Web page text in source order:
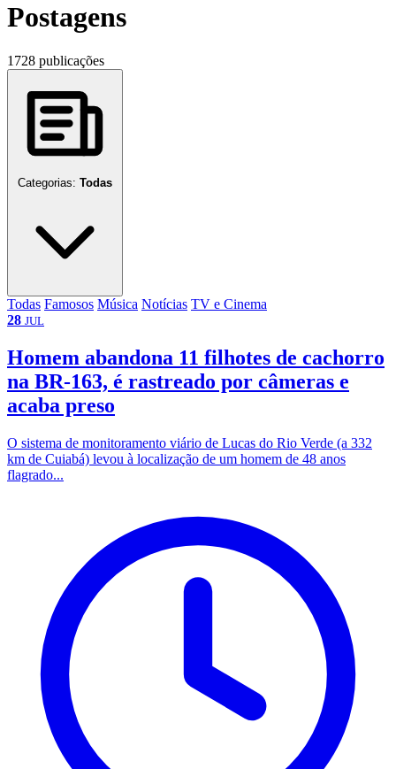
Postagens
1728 publicações
Categorias: Todas
Todas Famosos Música Notícias TV e Cinema
28 JUL
Homem abandona 11 filhotes de cachorro
na BR-163, é rastreado por câmeras e
acaba preso
O sistema de monitoramento viário de Lucas do Rio Verde (a 332
km de Cuiabá) levou à localização de um homem de 48 anos
flagrado...